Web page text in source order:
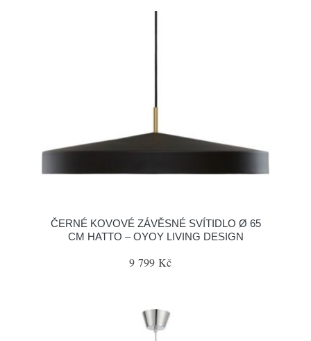
ČERNÉ KOVOVÉ ZÁVĚSNÉ SVÍTIDLO Ø 65
CM HATTO – OYOY LIVING DESIGN
9 799 Kč